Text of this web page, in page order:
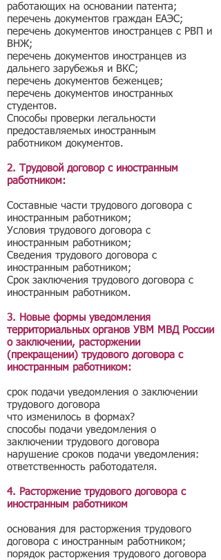
работающих на основании патента;​
перечень документов граждан ЕАЭС;
перечень документов иностранцев с РВП и
ВНЖ;
перечень документов иностранцев из
дальнего зарубежья и ВКС;
перечень документов беженцев;
перечень документов иностранных
студентов.
Способы проверки легальности
предоставляемых иностранным
работником документов.
2. Трудовой договор с иностранным
работником:
Составные части трудового договора с
иностранным работником;
Условия трудового договора с
иностранным работником;
Сведения трудового договора с
иностранным работником;
Срок заключения трудового договора с
иностранным работником.
3. Новые формы уведомления
территориальных органов УВМ МВД России
о заключении, расторжении
(прекращении) трудового договора с
иностранным работником:
срок подачи уведомления о заключении
трудового договора
что изменилось в формах?
способы подачи уведомления о
заключении трудового договора
нарушение сроков подачи уведомления:
ответственность работодателя.
4. Расторжение трудового договора с
иностранным работником
основания для расторжения трудового
договора с иностранным работником;
порядок расторжения трудового договора